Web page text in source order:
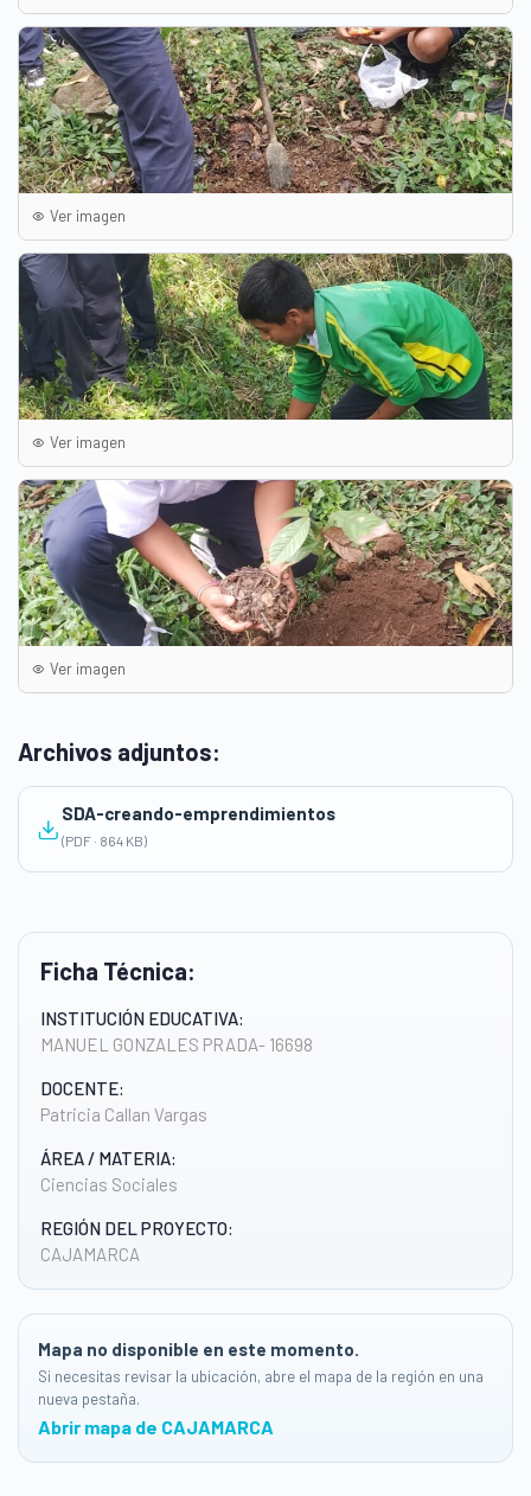
Ficha Técnica:
INSTITUCIÓN EDUCATIVA:
MANUEL GONZALES PRADA- 16698
DOCENTE:
Patricia Callan Vargas
ÁREA / MATERIA:
Ciencias Sociales
REGIÓN DEL PROYECTO:
CAJAMARCA
Mapa no disponible en este momento.
Si necesitas revisar la ubicación, abre el mapa de la región en una
nueva pestaña.
Abrir mapa de CAJAMARCA
Ver imagen
Ver imagen
Ver imagen
Archivos adjuntos:
SDA-creando-emprendimientos
(PDF · 864 KB)